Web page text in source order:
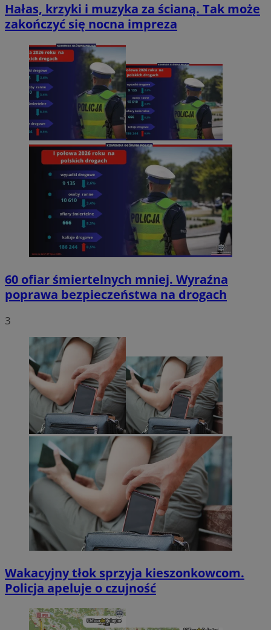
Hałas, krzyki i muzyka za ścianą. Tak może
zakończyć się nocna impreza
60 ofiar śmiertelnych mniej. Wyraźna
poprawa bezpieczeństwa na drogach
3
Wakacyjny tłok sprzyja kieszonkowcom.
Policja apeluje o czujność